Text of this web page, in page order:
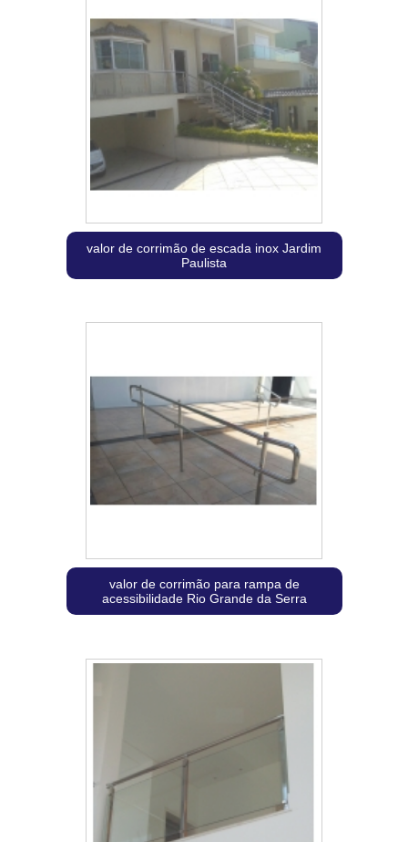
valor de corrimão de escada inox Jardim
Paulista
valor de corrimão para rampa de
acessibilidade Rio Grande da Serra